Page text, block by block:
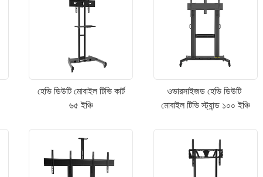
হেভি ডিউটি ​​মোবাইল টিভি কার্ট
৬৫ ইঞ্চি
ওভারসাইজড হেভি ডিউটি ​​
মোবাইল টিভি স্ট্যান্ড ১০০ ইঞ্চি